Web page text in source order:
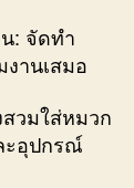
: จัดทำ
านเสมอ
วมใส่หมวก
ะอุปกรณ์